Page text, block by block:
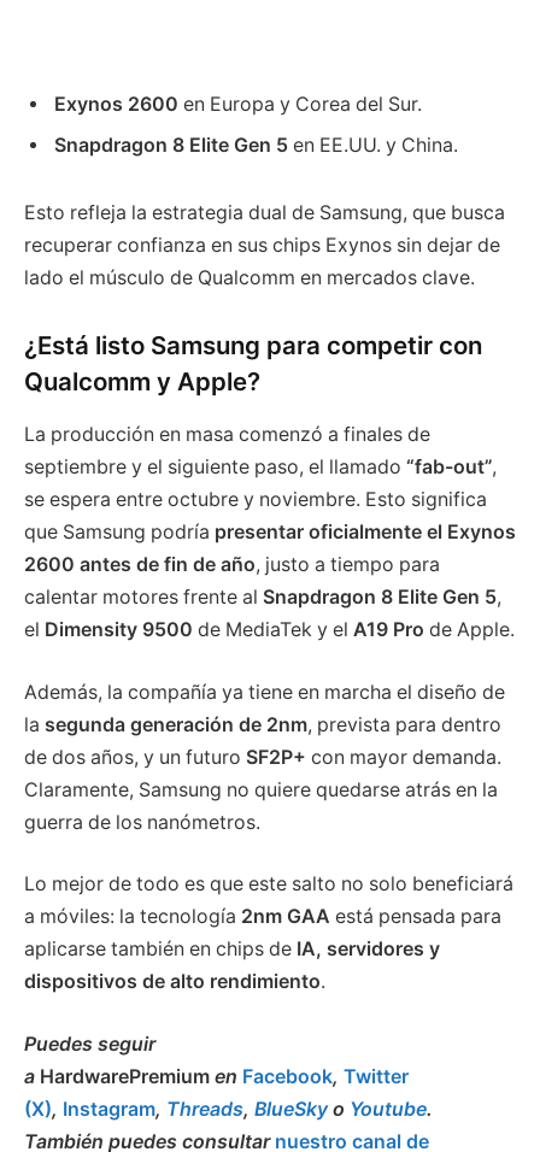
Exynos 2600 en Europa y Corea del Sur.
Snapdragon 8 Elite Gen 5 en EE.UU. y China.
Esto refleja la estrategia dual de Samsung, que busca
recuperar confianza en sus chips Exynos sin dejar de
lado el músculo de Qualcomm en mercados clave.
¿Está listo Samsung para competir con
Qualcomm y Apple?
La producción en masa comenzó a finales de
septiembre y el siguiente paso, el llamado “fab-out”,
se espera entre octubre y noviembre. Esto significa
que Samsung podría presentar oficialmente el Exynos
2600 antes de fin de año, justo a tiempo para
calentar motores frente al Snapdragon 8 Elite Gen 5,
el Dimensity 9500 de MediaTek y el A19 Pro de Apple.
Además, la compañía ya tiene en marcha el diseño de
la segunda generación de 2nm, prevista para dentro
de dos años, y un futuro SF2P+ con mayor demanda.
Claramente, Samsung no quiere quedarse atrás en la
guerra de los nanómetros.
Lo mejor de todo es que este salto no solo beneficiará
a móviles: la tecnología 2nm GAA está pensada para
aplicarse también en chips de IA, servidores y
dispositivos de alto rendimiento.
Puedes seguir
a HardwarePremium en Facebook, Twitter
(X), Instagram, Threads, BlueSkyo Youtube.
También puedes consultar nuestro canal de